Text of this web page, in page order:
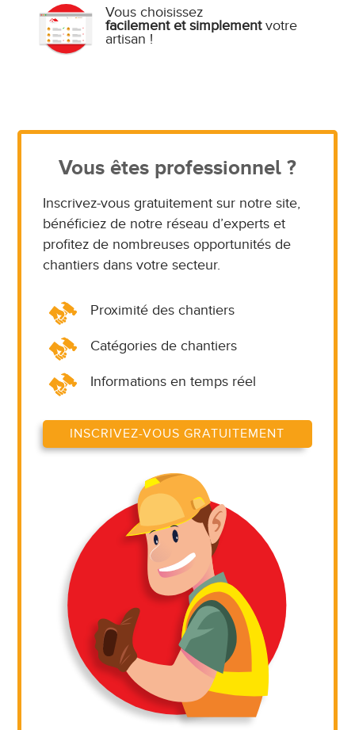
Vous choisissez
facilement et simplementvotre
artisan !
Vous êtes professionnel ?
Inscrivez-vous gratuitement sur notre site,
bénéficiez de notre réseau d’experts et
profitez de nombreuses opportunités de
chantiers dans votre secteur.
Proximité des chantiers
Catégories de chantiers
Informations en temps réel
INSCRIVEZ-VOUS GRATUITEMENT